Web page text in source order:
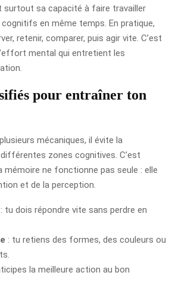
surtout sa capacité à faire travailler
en même temps. En pratique,
retenir, comparer, puis agir vite. C’est
mental qui entretient les
pour entraîner ton
mécaniques, il évite la
zones cognitives. C’est
mémoire ne fonctionne pas seule : elle
et de la perception.
: tu dois répondre vite sans perdre en
: tu retiens des formes, des couleurs ou
la meilleure action au bon